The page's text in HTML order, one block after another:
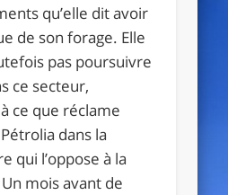
qu’elle dit avoir
de son forage. Elle
pas poursuivre
ce secteur,
ce que réclame
dans la
qui l’oppose à la
mois avant de